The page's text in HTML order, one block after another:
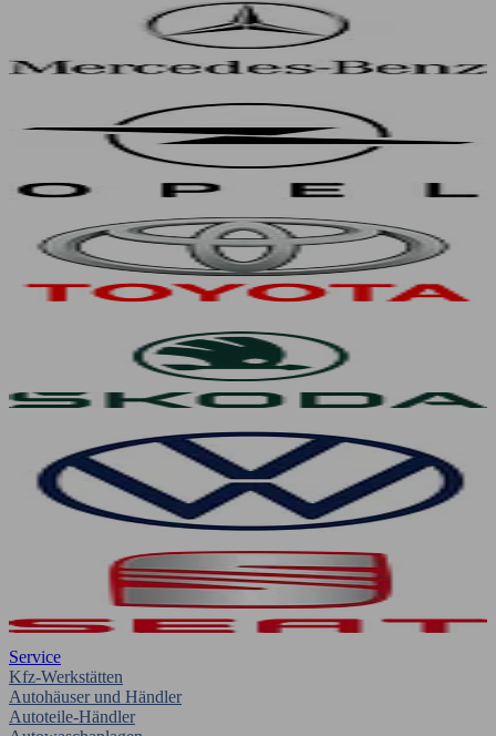
Service
Kfz-Werkstätten
Autohäuser und Händler
Autoteile-Händler